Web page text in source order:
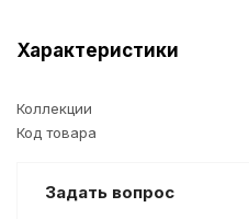
Характеристики
Коллекции
Код товара
Задать вопрос